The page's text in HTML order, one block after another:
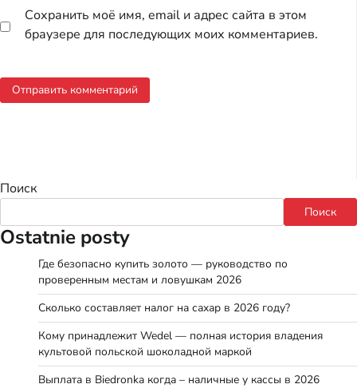
Сохранить моё имя, email и адрес сайта в этом
браузере для последующих моих комментариев.
Поиск
Поиск
Ostatnie posty
Где безопасно купить золото — руководство по
проверенным местам и ловушкам 2026
Сколько составляет налог на сахар в 2026 году?
Кому принадлежит Wedel — полная история владения
культовой польской шоколадной маркой
Выплата в Biedronka когда – наличные у кассы в 2026